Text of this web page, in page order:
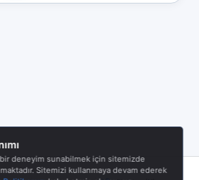
deneyim sunabilmek için sitemizde
Sitemizi kullanmaya devam ederek